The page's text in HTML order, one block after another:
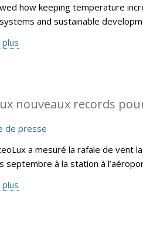
how keeping temperature
and sustainable
plus
nouveaux records
de presse
a mesuré la rafale de vent
septembre à la station à
plus